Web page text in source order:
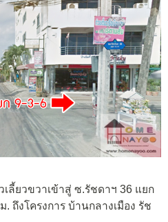
เลี้ยวขวาเข้าสู่ ซ.รัชดาฯ 36 แยก
ถึงโครงการ บ้านกลางเมือง รัช